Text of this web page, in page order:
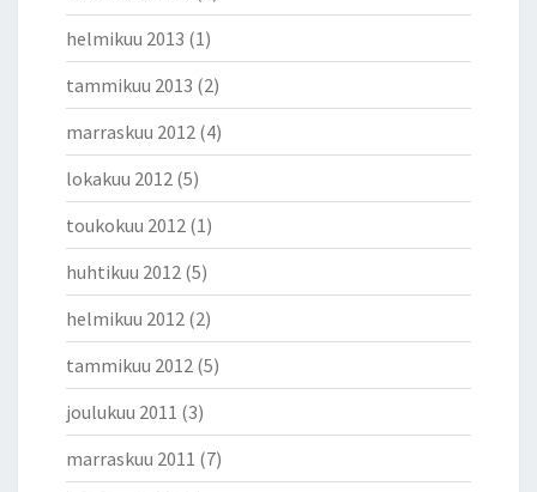
helmikuu 2013 (1)
tammikuu 2013 (2)
marraskuu 2012 (4)
lokakuu 2012 (5)
toukokuu 2012 (1)
huhtikuu 2012 (5)
helmikuu 2012 (2)
tammikuu 2012 (5)
joulukuu 2011 (3)
marraskuu 2011 (7)